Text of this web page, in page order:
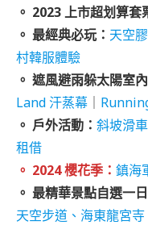
。 2023 上市超划算套
。 最經典必玩： 天空
村韓服體驗
。 遮風避雨躲太陽室
Land 汗蒸幕
。 戶外活動： 斜坡滑車
租借
。 2024 櫻花季： 鎮海
。 最精華景點自選一
天空步道、海東龍宮寺